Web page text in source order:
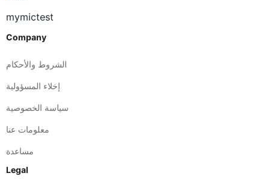
mymictest
Company
الشروط والأحكام
إخلاء المسؤولية
سياسة الخصوصية
معلومات عنا
مساعدة
Legal